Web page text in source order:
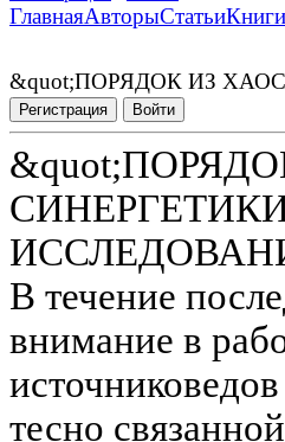
ГлавнаяАвторыСтатьиКниги
&quot;ПОРЯДОК ИЗ
Регистрация Войти
В течение
внимание в
тесно